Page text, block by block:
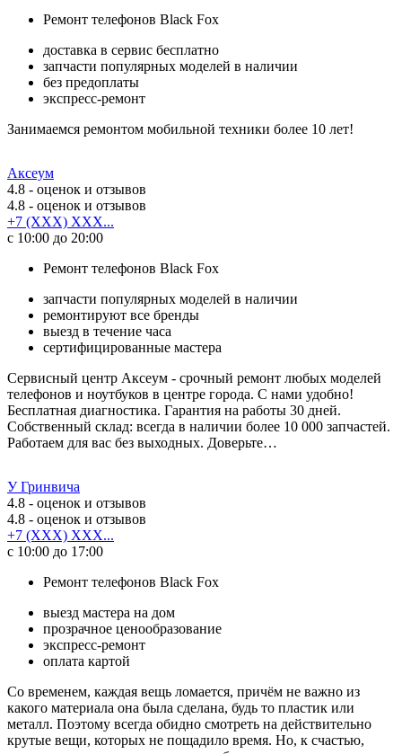
Ремонт телефонов Black Fox
доставка в сервис бесплатно
запчасти популярных моделей в наличии
без предоплаты
экспресс-ремонт
Занимаемся ремонтом мобильной техники более 10 лет!
Аксеум
4.8 - оценок и отзывов
4.8 - оценок и отзывов
+7 (XXX) XXX...
с 10:00 до 20:00
Ремонт телефонов Black Fox
запчасти популярных моделей в наличии
ремонтируют все бренды
выезд в течение часа
сертифицированные мастера
Сервисный центр Аксеум - срочный ремонт любых моделей
телефонов и ноутбуков в центре города. С нами удобно!
Бесплатная диагностика. Гарантия на работы 30 дней.
Собственный склад: всегда в наличии более 10 000 запчастей.
Работаем для вас без выходных. Доверьте…
У Гринвича
4.8 - оценок и отзывов
4.8 - оценок и отзывов
+7 (XXX) XXX...
с 10:00 до 17:00
Ремонт телефонов Black Fox
выезд мастера на дом
прозрачное ценообразование
экспресс-ремонт
оплата картой
Со временем, каждая вещь ломается, причём не важно из
какого материала она была сделана, будь то пластик или
металл. Поэтому всегда обидно смотреть на действительно
крутые вещи, которых не пощадило время. Но, к счастью,